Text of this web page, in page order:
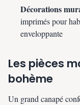
Décorations
imprimés pour
enveloppante
Les pièces
bohème
Un grand canapé